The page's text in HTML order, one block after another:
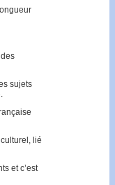
sujets
culturel, lié
et c’est